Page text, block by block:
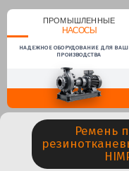
ПРОМЫШЛЕННЫЕ
НАСОСЫ
НАДЕЖНОЕ ОБОРУДОВАНИЕ ДЛЯ
ПРОИЗВОДСТВА
Ремень